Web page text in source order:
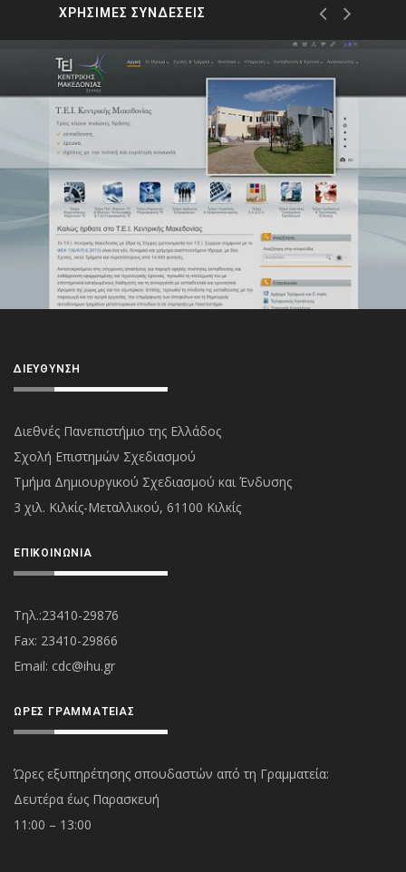
ΧΡΗΣΙΜΕΣ ΣΥΝΔΕΣΕΙΣ
ΔΙΕΎΘΥΝΣΗ
Διεθνές Πανεπιστήμιο της Ελλάδος
Σχολή Επιστημών Σχεδιασμού
Τμήμα Δημιουργικού Σχεδιασμού και Ένδυσης
3 χιλ. Κιλκίς-Μεταλλικού, 61100 Κιλκίς
ΕΠΙΚΟΙΝΩΝΊΑ
Τηλ.:23410-29876
Fax: 23410-29866
Εmail: cdc@ihu.gr
ΏΡΕΣ ΓΡΑΜΜΑΤΕΊΑΣ
Ώρες εξυπηρέτησης σπουδαστών από τη Γραμματεία:
Δευτέρα έως Παρασκευή
11:00 – 13:00